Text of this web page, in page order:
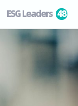
ESG Leaders 48